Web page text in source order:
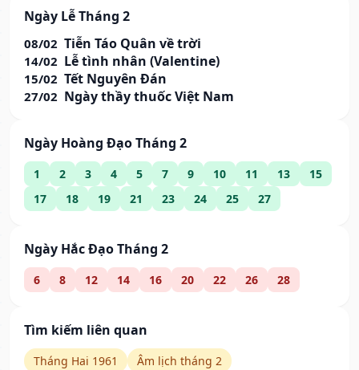
Ngày Lễ Tháng 2
08/02 Tiễn Táo Quân về trời
14/02 Lễ tình nhân (Valentine)
15/02 Tết Nguyên Đán
27/02 Ngày thầy thuốc Việt Nam
Ngày Hoàng Đạo Tháng 2
1 2 3 4 5 7 9 10 11 13
15
17
18 19 21 23 24 25 27
Ngày Hắc Đạo Tháng 2
6 8 12 14 16 20 22 26 28
Tìm kiếm liên quan
Tháng Hai 1961
Âm lịch tháng 2